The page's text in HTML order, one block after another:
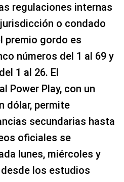
regulaciones internas
o condado
premio gordo es
números del 1 al 69 y
1 al 26. El
Power Play, con un
dólar, permite
secundarias hasta
oficiales se
lunes, miércoles y
los estudios